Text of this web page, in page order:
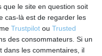
que le site en question soit
cas-là est de regarder les
Trustpilot ou Trusted
des consommateurs. Si un
dans les commentaires, il